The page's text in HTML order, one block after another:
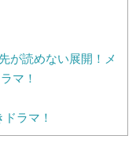
が読めない展開！メ
マ！
ラマ！